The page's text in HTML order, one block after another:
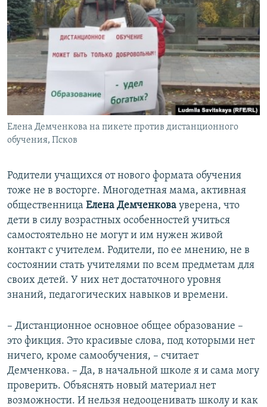
Елена Демченкова на пикете против дистанционного
обучения, Псков
Родители учащихся от нового формата обучения
тоже не в восторге. Многодетная мама, активная
общественница Елена Демченкова уверена, что
дети в силу возрастных особенностей учиться
самостоятельно не могут и им нужен живой
контакт с учителем. Родители, по ее мнению, не в
состоянии стать учителями по всем предметам для
своих детей. У них нет достаточного уровня
знаний, педагогических навыков и времени.
– Дистанционное основное общее образование –
это фикция. Это красивые слова, под которыми нет
ничего, кроме самообучения, – считает
Демченкова. – Да, в начальной школе я и сама могу
проверить. Объяснять новый материал нет
возможности. И нельзя недооценивать школу и как